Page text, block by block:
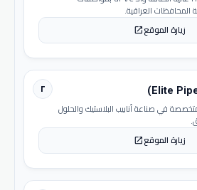
العراقية.
زيارة الموقعopen_in_new
٢
في صناعة أنابيب البلاستيك والحلول
زيارة الموقعopen_in_new